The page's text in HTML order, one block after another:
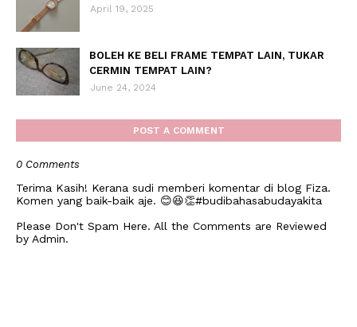
April 19, 2025
BOLEH KE BELI FRAME TEMPAT LAIN, TUKAR
CERMIN TEMPAT LAIN?
June 24, 2024
POST A COMMENT
0 Comments
Terima Kasih! Kerana sudi memberi komentar di blog Fiza.
Komen yang baik-baik aje. 😊😆👏#budibahasabudayakita
Please Don't Spam Here. All the Comments are Reviewed
by Admin.